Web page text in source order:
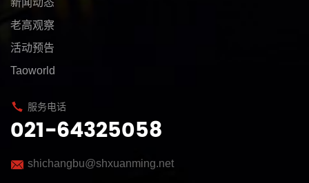
老高观察
活动预告
Taoworld
服务电话
021-64325058
shichangbu@shxuanming.net